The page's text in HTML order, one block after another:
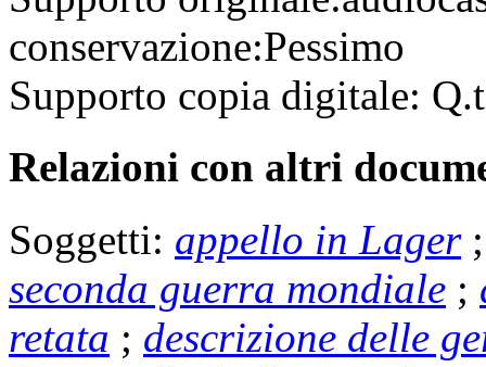
conservazione:Pessimo
Supporto copia digitale:
Relazioni con altri
Soggetti: appello in Lager
seconda guerra mondiale ;
retata ; descrizione delle